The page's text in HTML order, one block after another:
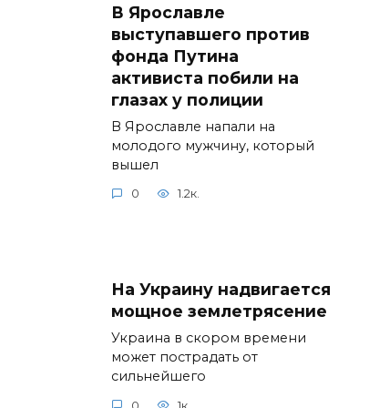
В Ярославле
выступавшего против
фонда Путина
активиста побили на
глазах у полиции
В Ярославле напали на
молодого мужчину, который
вышел
0 1.2к.
На Украину надвигается
мощное землетрясение
Украина в скором времени
может пострадать от
сильнейшего